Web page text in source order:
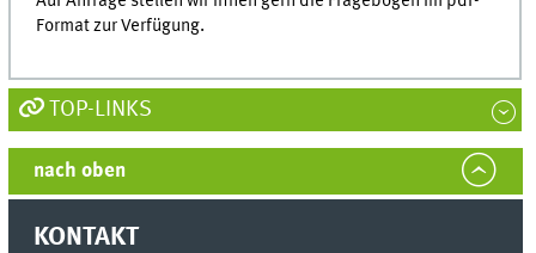
Format zur Verfügung.
TOP-LINKS
nach oben
KONTAKT